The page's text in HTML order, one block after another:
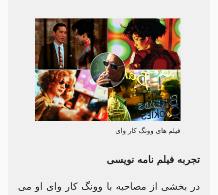
فیلم های وونگ کار وای
تجربه فیلم نامه نویسی
در بخشی از مصاحبه با وونگ کار وای او می